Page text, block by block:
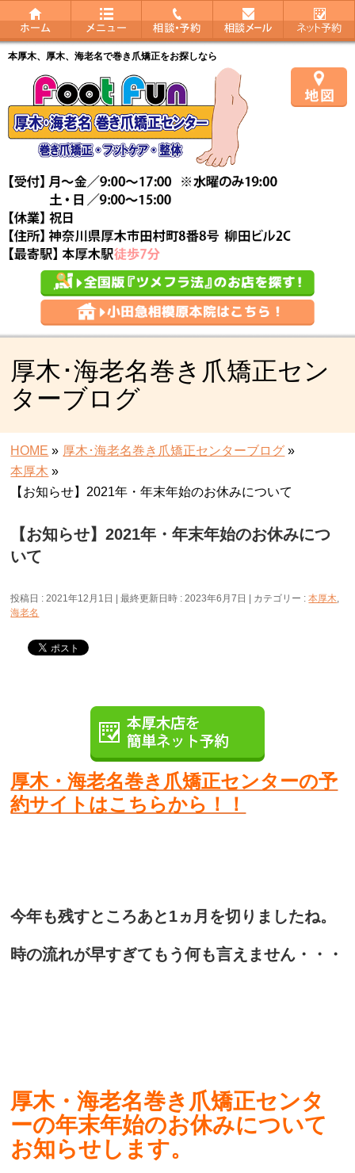
本厚木、厚木、海老名で巻き爪矯正をお探しなら
厚木･海老名巻き爪矯正セン
ターブログ
HOME » 厚木･海老名巻き爪矯正センターブログ »
本厚木 »
【お知らせ】2021年・年末年始のお休みについて
【お知らせ】2021年・年末年始のお休みにつ
いて
投稿日 : 2021年12月1日 最終更新日時 : 2023年6月7日 カテゴリー :本厚木,
海老名
厚木・海老名巻き爪矯正センターの予
約サイトはこちらから！！
今年も残すところあと1ヵ月を切りましたね。
時の流れが早すぎてもう何も言えません・・・
厚木・海老名巻き爪矯正センタ
ーの年末年始のお休みについて
お知らせします。